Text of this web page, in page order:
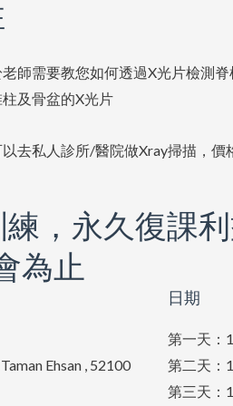
老師需要教您如何透過X光片檢測
柱及骨盆的X光片
以去私人診所/醫院做Xray掃描，價
，永久復課
為止
Ehsan , 52100
日期
第一天：
第二天：
第三天：